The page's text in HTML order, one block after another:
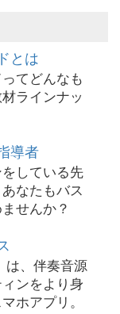
とは
てどんなも
ラインナッ
導者
している先
なたもバス
せんか？
は、伴奏音源
ンをより身
ホアプリ。